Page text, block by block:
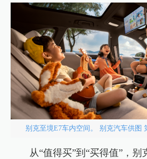
别克至境E7车内空间。 别克汽车供图
从“值得买”到“买得值”，别